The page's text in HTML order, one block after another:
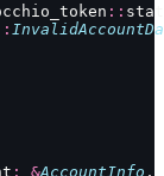
::
: &AccountInfo ,